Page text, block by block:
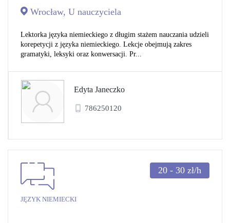
Wrocław, U nauczyciela
Lektorka języka niemieckiego z długim stażem nauczania udzieli
korepetycji z języka niemieckiego. Lekcje obejmują zakres
gramatyki, leksyki oraz konwersacji. Pr...
Edyta Janeczko
786250120
JĘZYK NIEMIECKI
20 - 30 zł/h